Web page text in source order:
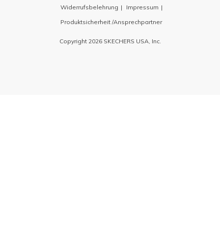
Widerrufsbelehrung
Impressum
Produktsicherheit /Ansprechpartner
Copyright 2026 SKECHERS USA, Inc.